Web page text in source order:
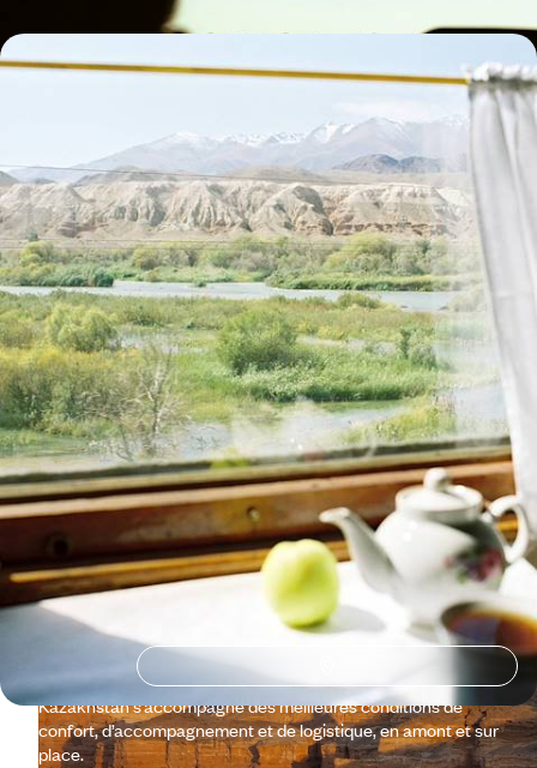
Asie centrale - Train spécial au pays de Tamerlan
Kazakhstan, Kirghizstan, Ouzbékistan, voyager de gare en gare sur la
16 jours, de 10800 à 15000 €
Toutes nos suggestions de voyages au Kazakhstan (3)
Pourquoi partir avec
Voyageursau Kazakhstan?
Soyons francs, le Kazakhstan n’est pas encore une
destination phare. C’est une excellente raison de s’en
occuper, de défricher. Ce qu’ont fait nos experts, pour
pouvoir vous insuffler le désir d’un ailleurs centre-asiatique.
Alors Almaty, Astana, les montagnes du Ciel, le parc national
Ile-Alatau, Turkestan, qui sont la face encore cachée de
l’Asie centrale. Et exigence Voyageurs oblige, votre séjour au
Kazakhstan s’accompagne des meilleures conditions de
confort, d’accompagnement et de logistique, en amont et sur
place.